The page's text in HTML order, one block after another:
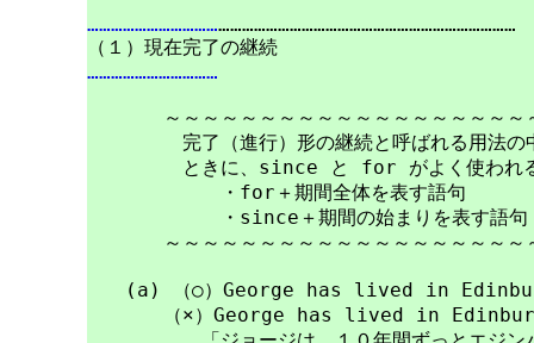
………………………………………………………………………………………………
……………………………
～～～～～～～～～～～～～～～～～～～
完了（進行）形の継続と呼ばれる用法の中
ときに、since と for がよく使われ
・for＋期間全体を表す語句
・since＋期間の始まりを表す語句
～～～～～～～～～～～～～～～～～～～
(a) （○）George has lived in
（×）George has lived in